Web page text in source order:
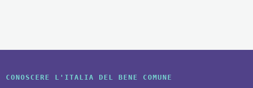
CONOSCERE L'ITALIA DEL BENE COMUNE